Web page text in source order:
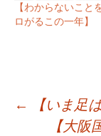
【わからないこと
ロがるこの一年】
投←
【いま足
【大